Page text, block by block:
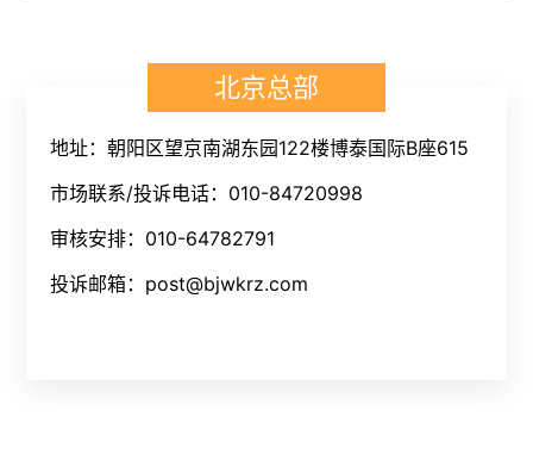
北京总部
地址：朝阳区望京南湖东园122楼博泰国际B座615
市场联系/投诉电话：010-84720998
审核安排：010-64782791
投诉邮箱：post@bjwkrz.com